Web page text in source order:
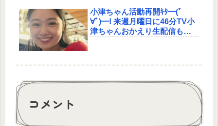
小津ちゃん活動再開ｷﾀ━(ﾟ
∀ﾟ)━! 来週月曜日に46分TV小
津ちゃんおかえり生配信も決
コメント